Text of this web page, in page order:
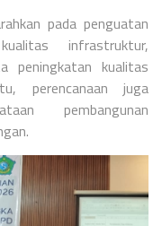
pada penguatan
infrastruktur,
peningkatan kualitas
perencanaan juga
pembangunan